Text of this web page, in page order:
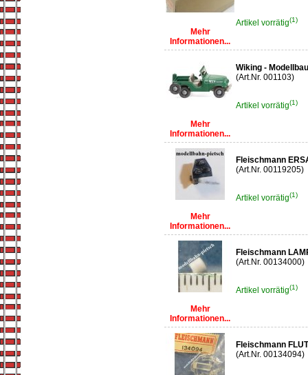
Mehr
Informationen...
Artikel vorrätig(1)
Mehr
Informationen...
Wiking -
(Art.Nr. 001103)
Artikel vorrätig(1)
Mehr
Informationen...
Fleischmann
(Art.Nr. 00119205)
Artikel vorrätig(1)
Mehr
Informationen...
Fleischmann
(Art.Nr. 00134000)
Artikel vorrätig(1)
Fleischmann
(Art.Nr. 00134094)